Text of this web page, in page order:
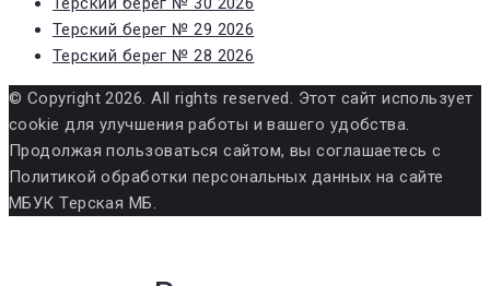
Терский берег № 29 2026
Терский берег № 28 2026
© Copyright 2026. All rights reserved. Этот сайт использует
cookie для улучшения работы и вашего удобства.
Продолжая пользоваться сайтом, вы соглашаетесь с
Политикой обработки персональных данных на сайте
МБУК Терская МБ.